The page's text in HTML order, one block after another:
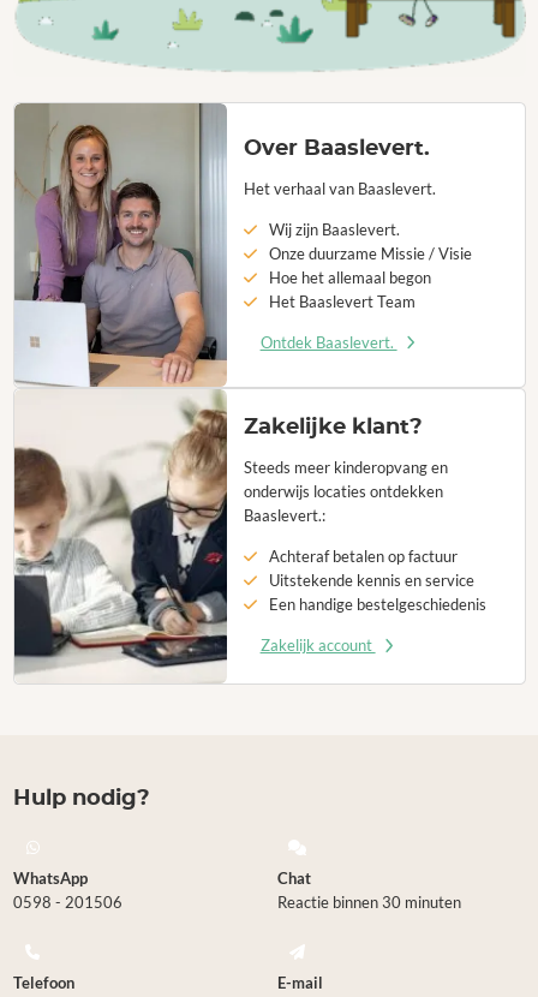
Over Baaslevert.
Het verhaal van Baaslevert.
Wij zijn Baaslevert.
Onze duurzame Missie / Visie
Hoe het allemaal begon
Het Baaslevert Team
Ontdek Baaslevert.
Zakelijke klant?
Steeds meer kinderopvang en
onderwijs locaties ontdekken
Baaslevert.:
Achteraf betalen op factuur
Uitstekende kennis en service
Een handige bestelgeschiedenis
Zakelijk account
Hulp nodig?
WhatsApp
0598 - 201506
Chat
Reactie binnen 30 minuten
Telefoon
E-mail